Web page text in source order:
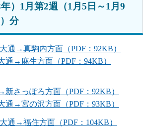
）1月第2週（1月5日～1月9
分
通→真駒内方面（PDF：92KB）
通→麻生方面（PDF：94KB）
さっぽろ方面（PDF：92KB）
通→宮の沢方面（PDF：93KB）
通→福住方面（PDF：104KB）